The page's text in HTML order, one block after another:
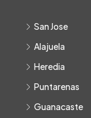
San Jose
Alajuela
Heredia
Puntarenas
Guanacaste